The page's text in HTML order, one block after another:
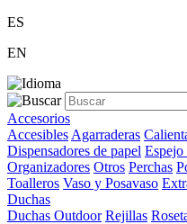
ES
EN
Accesorios
Accesibles Agarraderas
Dispensadores de papel
Organizadores Otros Perchas
Toalleros Vaso y Posavaso
Duchas
Duchas Outdoor Rejillas